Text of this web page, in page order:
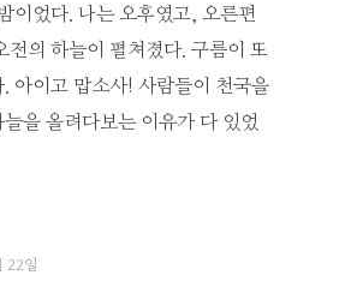
이었다. 나는 오후였고, 오른편
전의 하늘이 펼쳐졌다. 구름이 또
. 아이고 맙소사! 사람들이 천국을
늘을 올려다보는 이유가 다 있었
22일